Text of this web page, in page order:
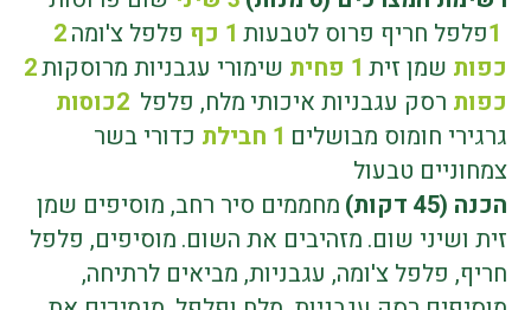
1פלפל חריף פרוס לטבעות 1 כף פלפל צ'ומה2
כפות שמן זית 1 פחית שימורי עגבניות מרוסקות2
כפות רסק עגבניות איכותימלח, פלפל 2כוסות
גרגירי חומוס מבושלים 1 חבילת כדורי בשר
צמחוניים טבעול
הכנה (45 דקות
( מחממים סיר רחב, מוסיפים שמן
זית ושיני שום. מזהיבים את השום. מוסיפים, פלפל
חריף, פלפל צ'ומה, עגבניות, מביאים לרתיחה,